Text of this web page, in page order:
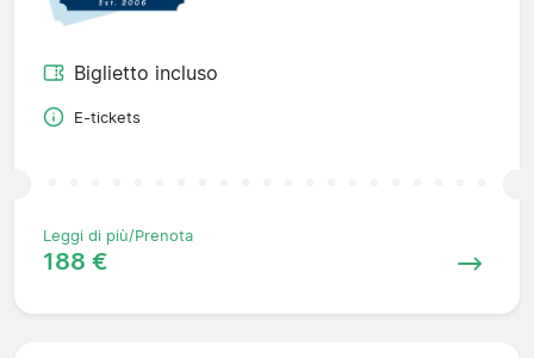
Biglietto incluso
E-tickets
Leggi di più/Prenota
188 €